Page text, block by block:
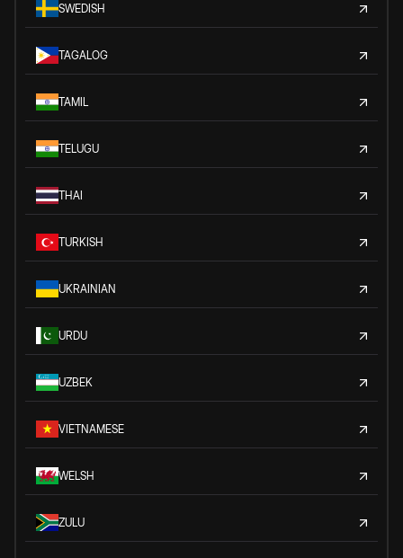
SWEDISH
TAGALOG
TAMIL
TELUGU
THAI
TURKISH
UKRAINIAN
URDU
UZBEK
VIETNAMESE
WELSH
ZULU